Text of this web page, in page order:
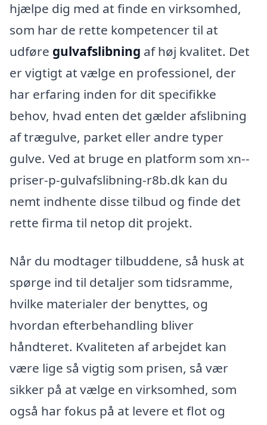
hjælpe dig med at finde en virksomhed,
som har de rette kompetencer til at
udføre gulvafslibning af høj kvalitet. Det
er vigtigt at vælge en professionel, der
har erfaring inden for dit specifikke
behov, hvad enten det gælder afslibning
af trægulve, parket eller andre typer
gulve. Ved at bruge en platform som xn--
priser-p-gulvafslibning-r8b.dk kan du
nemt indhente disse tilbud og finde det
rette firma til netop dit projekt.
Når du modtager tilbuddene, så husk at
spørge ind til detaljer som tidsramme,
hvilke materialer der benyttes, og
hvordan efterbehandling bliver
håndteret. Kvaliteten af arbejdet kan
være lige så vigtig som prisen, så vær
sikker på at vælge en virksomhed, som
også har fokus på at levere et flot og